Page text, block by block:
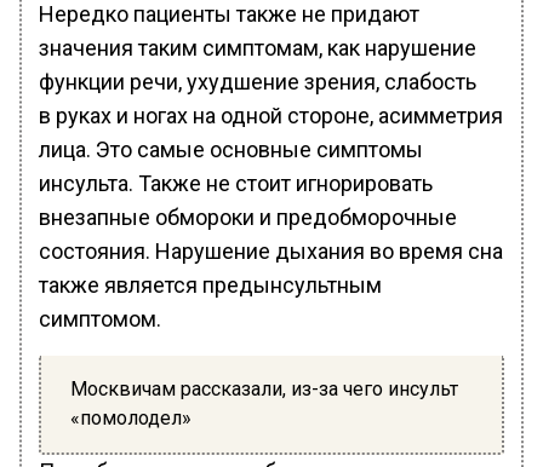
Нередко пациенты также не придают
значения таким симптомам, как нарушение
функции речи, ухудшение зрения, слабость
в руках и ногах на одной стороне, асимметрия
лица. Это самые основные симптомы
инсульта. Также не стоит игнорировать
внезапные обмороки и предобморочные
состояния. Нарушение дыхания во время сна
также является предынсультным
симптомом.
Москвичам рассказали, из-за чего инсульт
«помолодел»